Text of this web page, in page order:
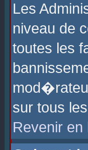
Les
niveau de
toutes les
sur tous
Revenir en